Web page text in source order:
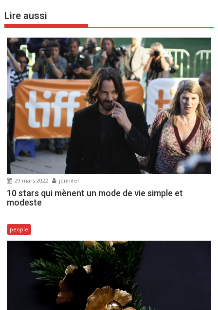
g
a
t
i
o
n
d
e
’
a
t
i
c
l
e
Lire aussi
29 mars 2022 jennifer
10 stars qui mènent un mode de vie simple et
modeste
-
people